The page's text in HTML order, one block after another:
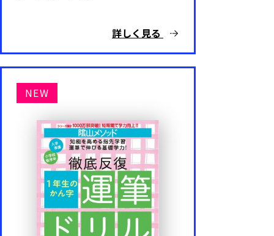
詳しく見る
NEW